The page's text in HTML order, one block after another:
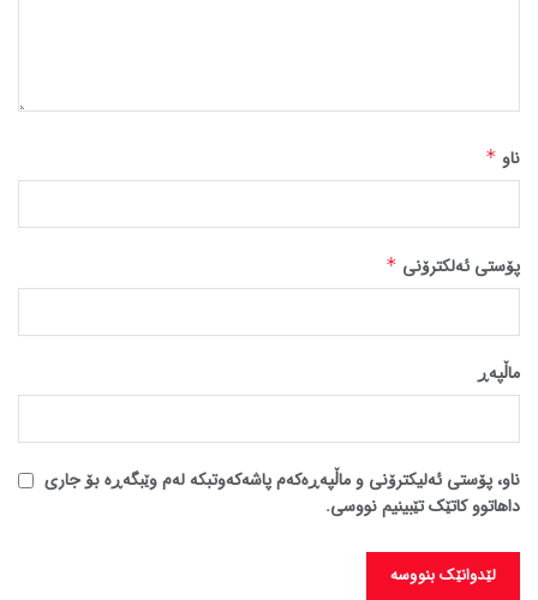
ناو *
پۆستی ئەلکترۆنی *
ماڵپه‌ڕ
ناو، پۆستی ئەلیکترۆنی و ماڵپەڕەکەم پاشەکەوتبکە لەم وێبگەڕە بۆ جاری
داهاتوو کاتێک تێبینیم نووسی.